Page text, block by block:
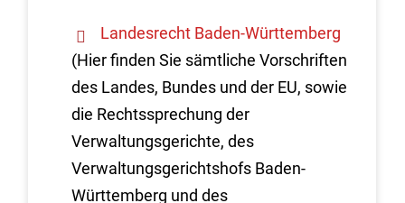
Landesrecht Baden-Württemberg
(Hier finden Sie sämtliche Vorschriften
des Landes, Bundes und der EU, sowie
die Rechtssprechung der
Verwaltungsgerichte, des
Verwaltungsgerichtshofs Baden-
Württemberg und des